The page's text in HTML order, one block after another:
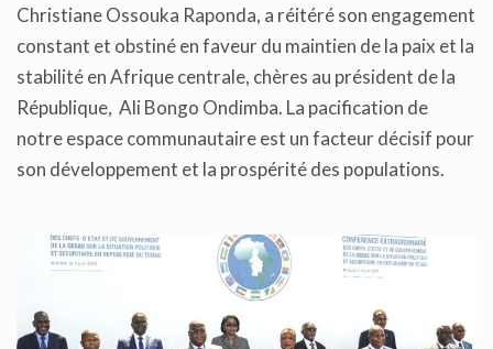
Christiane Ossouka Raponda, a réitéré son engagement
constant et obstiné en faveur du maintien de la paix et la
stabilité en Afrique centrale, chères au président de la
République, Ali Bongo Ondimba. La pacification de
notre espace communautaire est un facteur décisif pour
son développement et la prospérité des populations.